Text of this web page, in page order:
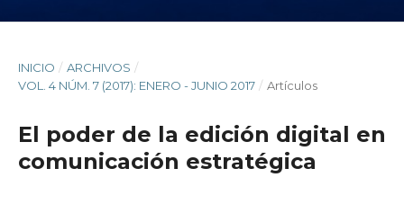
INICIO / ARCHIVOS /
VOL. 4 NÚM. 7 (2017): ENERO - JUNIO 2017 / Artículos
El poder de la edición digital en
comunicación estratégica